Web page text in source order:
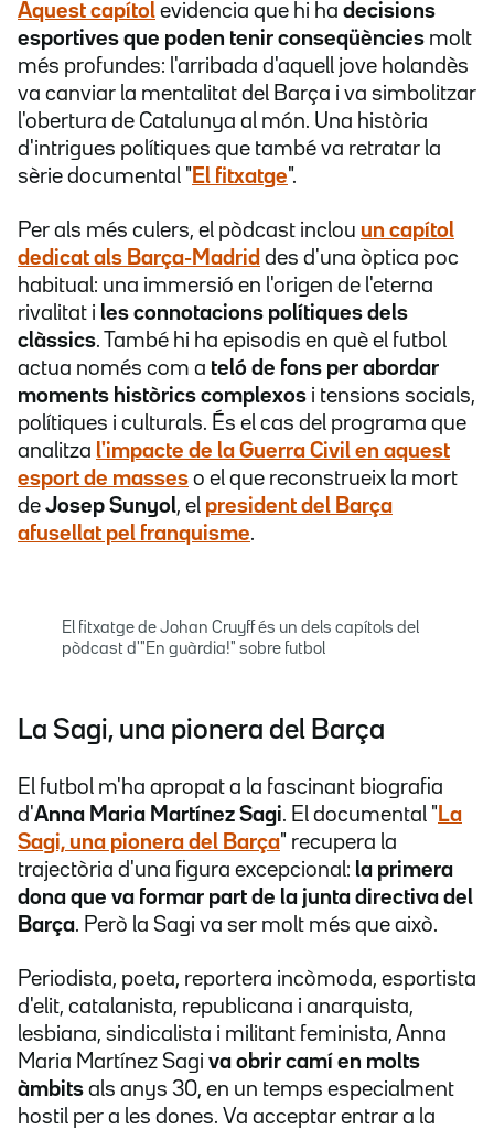
Aquest capítol evidencia que hi ha decisions
esportives que poden tenir conseqüències molt
més profundes: l'arribada d'aquell jove holandès
va canviar la mentalitat del Barça i va simbolitzar
l'obertura de Catalunya al món. Una història
d'intrigues polítiques que també va retratar la
sèrie documental " El fitxatge".
Per als més culers, el pòdcast inclou un capítol
dedicat als Barça-Madrid des d'una òptica poc
habitual: una immersió en l'origen de l'eterna
rivalitat i les connotacions polítiques dels
clàssics. També hi ha episodis en què el futbol
actua només com a teló de fons per abordar
moments històrics complexos i tensions socials,
polítiques i culturals. És el cas del programa que
analitza l'impacte de la Guerra Civil en aquest
esport de masses o el que reconstrueix la mort
de Josep Sunyol, el president del Barça
afusellat pel franquisme.
El fitxatge de Johan Cruyff és un dels capítols del
pòdcast d'"En guàrdia!" sobre futbol
La Sagi, una pionera del Barça
El futbol m'ha apropat a la fascinant biografia
d'Anna Maria Martínez Sagi. El documental " La
Sagi, una pionera del Barça" recupera la
trajectòria d'una figura excepcional: la primera
dona que va formar part de la junta directiva del
Barça. Però la Sagi va ser molt més que això.
Periodista, poeta, reportera incòmoda, esportista
d'elit, catalanista, republicana i anarquista,
lesbiana, sindicalista i militant feminista, Anna
Maria Martínez Sagi va obrir camí en molts
àmbits als anys 30, en un temps especialment
hostil per a les dones. Va acceptar entrar a la